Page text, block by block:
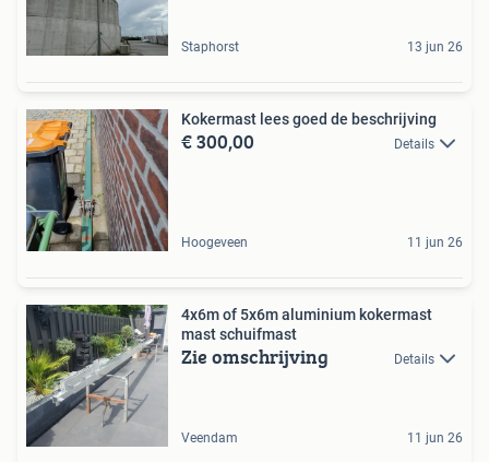
Staphorst 13 jun 26
Kokermast lees goed de beschrijving
€ 300,00 Details
Hoogeveen 11 jun 26
4x6m of 5x6m aluminium kokermast
mast schuifmast
Zie omschrijving Details
Veendam 11 jun 26